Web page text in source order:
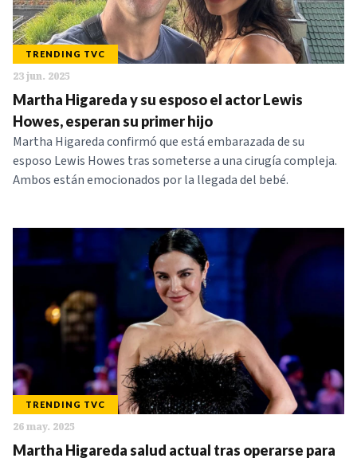
TRENDING TVC
23 jun. 2025
Martha Higareda y su esposo el actor Lewis
Howes, esperan su primer hijo
Martha Higareda confirmó que está embarazada de su
esposo Lewis Howes tras someterse a una cirugía compleja.
Ambos están emocionados por la llegada del bebé.
TRENDING TVC
26 may. 2025
Martha Higareda salud actual tras operarse para